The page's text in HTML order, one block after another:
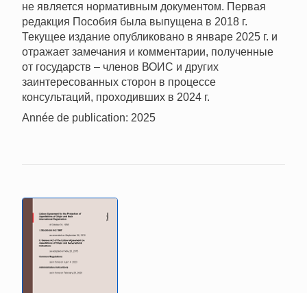
не является нормативным документом. Первая
редакция Пособия была выпущена в 2018 г.
Текущее издание опубликовано в январе 2025 г. и
отражает замечания и комментарии, полученные
от государств – членов ВОИС и других
заинтересованных сторон в процессе
консультаций, проходивших в 2024 г.
Année de publication: 2025